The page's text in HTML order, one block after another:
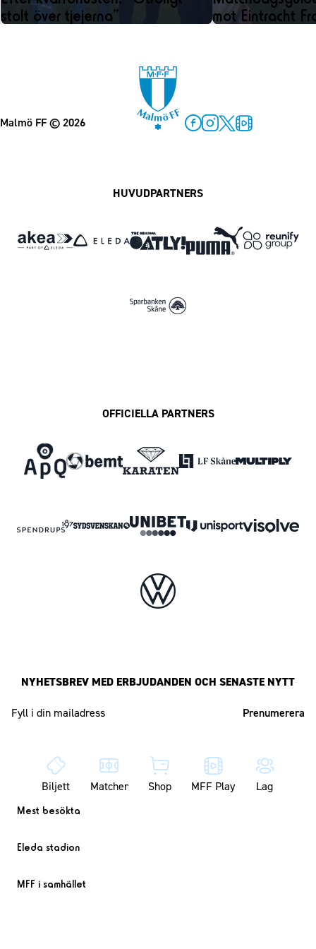
stolt över tjejerna”
mot Eintracht
Malmö FF© 2026
HUVUDPARTNERS
OFFICIELLA PARTNERS
NYHETSBREV MED ERBJUDANDEN OCH SENASTE NYTT
Biljett Matcher Shop MFF Play Lag
Mest besökta
Eleda stadion
MFF i samhället